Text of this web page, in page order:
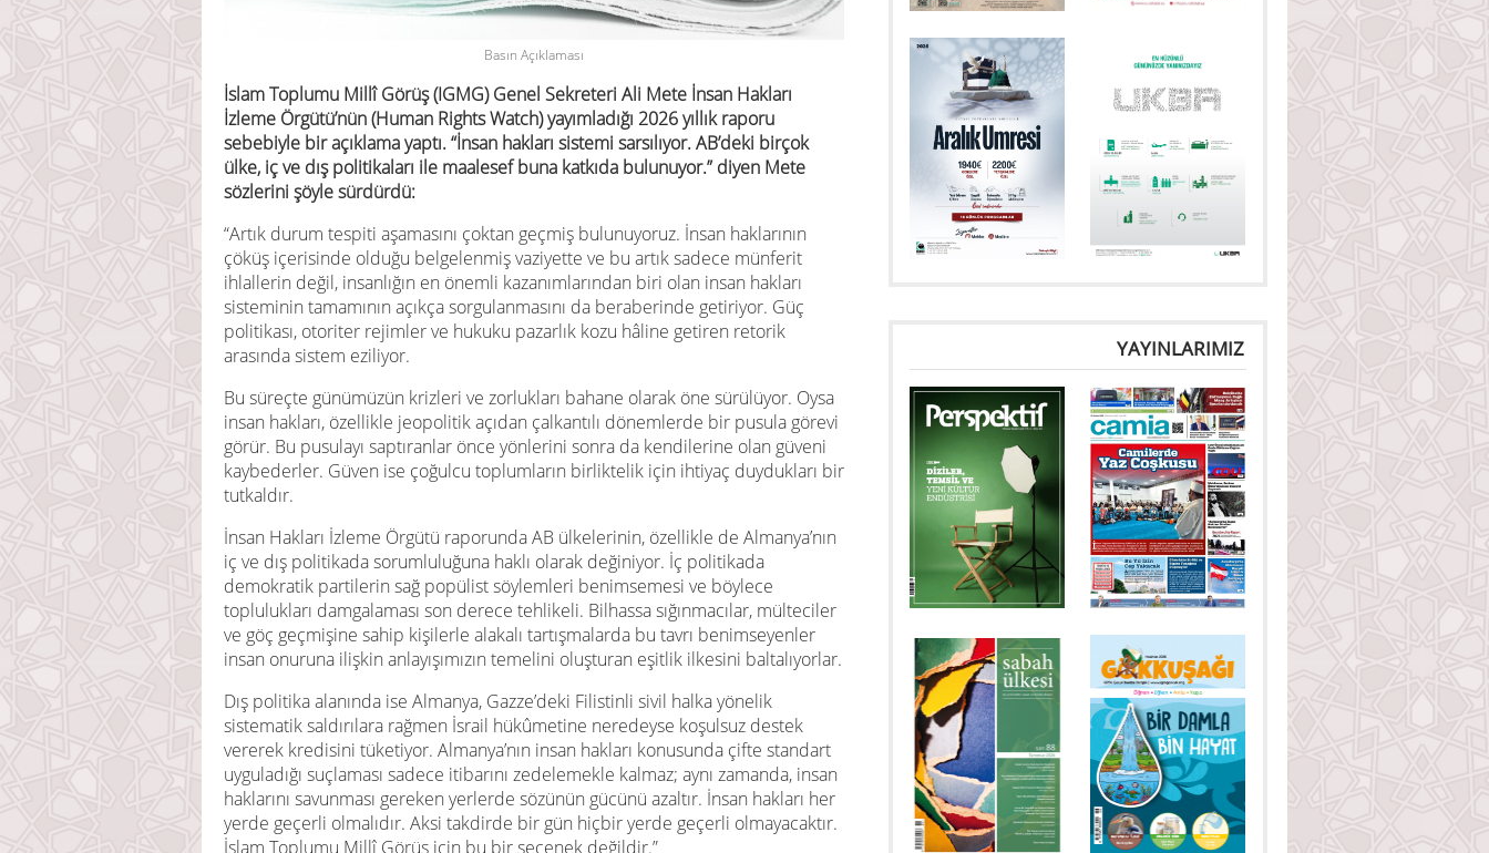
Basın Açıklaması
İslam Toplumu Millî Görüş (IGMG) Genel Sekreteri Ali Mete İnsan Hakları
İzleme Örgütü’nün (Human Rights Watch) yayımladığı 2026 yıllık raporu
sebebiyle bir açıklama yaptı. “İnsan hakları sistemi sarsılıyor. AB’deki birçok
ülke, iç ve dış politikaları ile maalesef buna katkıda bulunuyor.” diyen Mete
sözlerini şöyle sürdürdü:
“Artık durum tespiti aşamasını çoktan geçmiş bulunuyoruz. İnsan haklarının
çöküş içerisinde olduğu belgelenmiş vaziyette ve bu artık sadece münferit
ihlallerin değil, insanlığın en önemli kazanımlarından biri olan insan hakları
sisteminin tamamının açıkça sorgulanmasını da beraberinde getiriyor. Güç
politikası, otoriter rejimler ve hukuku pazarlık kozu hâline getiren retorik
arasında sistem eziliyor.
Bu süreçte günümüzün krizleri ve zorlukları bahane olarak öne sürülüyor. Oysa
insan hakları, özellikle jeopolitik açıdan çalkantılı dönemlerde bir pusula görevi
görür. Bu pusulayı saptıranlar önce yönlerini sonra da kendilerine olan güveni
kaybederler. Güven ise çoğulcu toplumların birliktelik için ihtiyaç duydukları bir
tutkaldır.
İnsan Hakları İzleme Örgütü raporunda AB ülkelerinin, özellikle de Almanya’nın
iç ve dış politikada sorumluluğuna haklı olarak değiniyor. İç politikada
demokratik partilerin sağ popülist söylemleri benimsemesi ve böylece
toplulukları damgalaması son derece tehlikeli. Bilhassa sığınmacılar, mülteciler
ve göç geçmişine sahip kişilerle alakalı tartışmalarda bu tavrı benimseyenler
insan onuruna ilişkin anlayışımızın temelini oluşturan eşitlik ilkesini baltalıyorlar.
Dış politika alanında ise Almanya, Gazze’deki Filistinli sivil halka yönelik
sistematik saldırılara rağmen İsrail hükûmetine neredeyse koşulsuz destek
vererek kredisini tüketiyor. Almanya’nın insan hakları konusunda çifte standart
uyguladığı suçlaması sadece itibarını zedelemekle kalmaz; aynı zamanda, insan
haklarını savunması gereken yerlerde sözünün gücünü azaltır. İnsan hakları her
yerde geçerli olmalıdır. Aksi takdirde bir gün hiçbir yerde geçerli olmayacaktır.
İslam Toplumu Millî Görüş için bu bir seçenek değildir.”
YAYINLARIMIZ